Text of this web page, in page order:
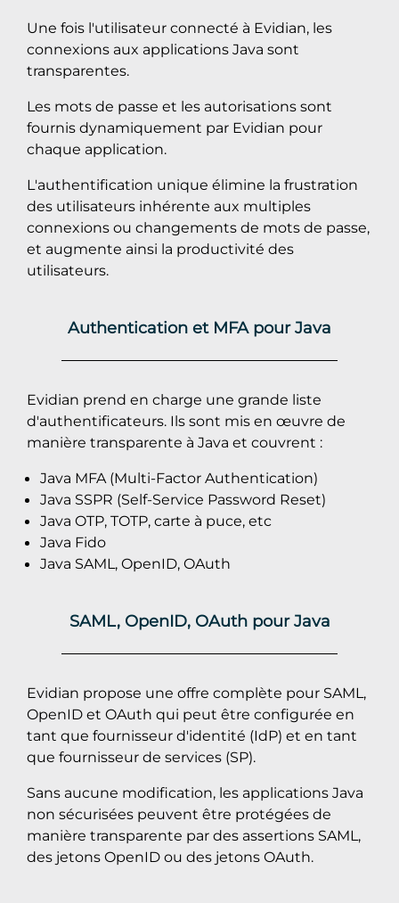
Une fois l'utilisateur connecté à Evidian, les
connexions aux applications Java sont
transparentes.
Les mots de passe et les autorisations sont
fournis dynamiquement par Evidian pour
chaque application.
L'authentification unique élimine la frustration
des utilisateurs inhérente aux multiples
connexions ou changements de mots de passe,
et augmente ainsi la productivité des
utilisateurs.
Authentication et MFA pour Java
Evidian prend en charge une grande liste
d'authentificateurs. Ils sont mis en œuvre de
manière transparente à Java et couvrent :
Java MFA (Multi-Factor Authentication)
Java SSPR (Self-Service Password Reset)
Java OTP, TOTP, carte à puce, etc
Java Fido
Java SAML, OpenID, OAuth
SAML, OpenID, OAuth pour Java
Evidian propose une offre complète pour SAML,
OpenID et OAuth qui peut être configurée en
tant que fournisseur d'identité (IdP) et en tant
que fournisseur de services (SP).
Sans aucune modification, les applications Java
non sécurisées peuvent être protégées de
manière transparente par des assertions SAML,
des jetons OpenID ou des jetons OAuth.